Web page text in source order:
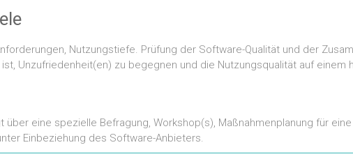
Nutzungstiefe. Prüfung der Software-Qualität und der
ist, Unzufriedenheit(en) zu begegnen und die Nutzungsqualität auf einem
über eine spezielle Befragung, Workshop(s), Maßnahmenplanung für
Einbeziehung des Software-Anbieters.